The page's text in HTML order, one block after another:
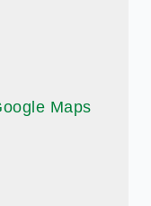
Maps